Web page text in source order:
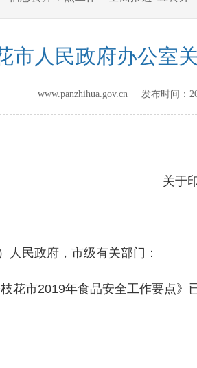
市人民政府办公室
www.panzhihua.gov.cn 发布时间：
关于
人民政府，市级有关部门：
市2019年食品安全工作要点》已